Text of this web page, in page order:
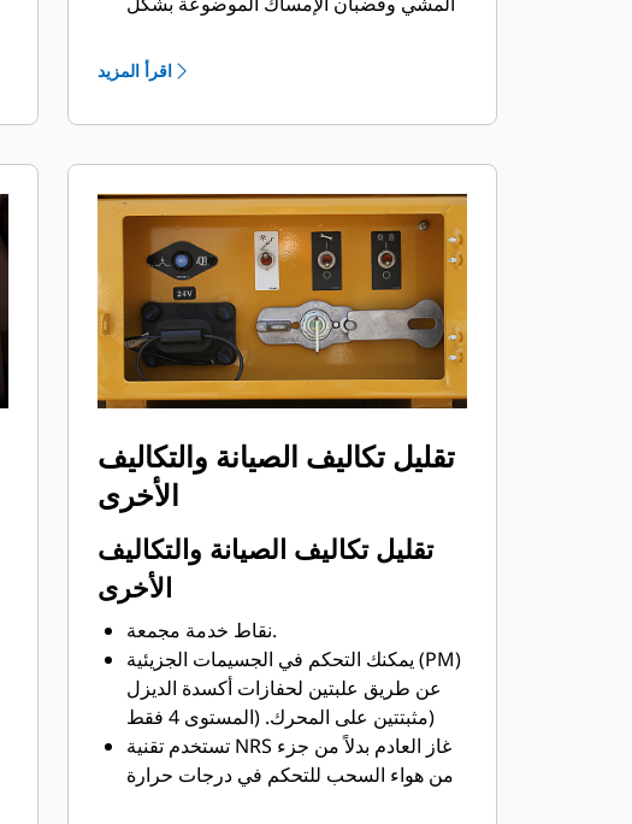
الفرملة القرصية الرطبة قياسية في كل
التزود بالوقود من مستوى سطح الأرض لا
يعمل مفتاح إيقاف تشغيل المحرك الذي
يمكن الوصول إليه من مستوى سطح الأرض
على إيقاف ضخ الوقود إلى المحرك في حالة
يعمل محدد السرعة مع الحمل الزائد مع
نظام الحمولة الصافية للشاحنة على تقليل
سرعة الماكينة تلقائيًا عند تحميل الشاحنة
بشكل زائد.
حزام مقعد رباعي النقاط للمشغل وحزام
حوض لمقعد المدرب.
أربع كاميرات ونظام رادار للتعرف على
اقرأ المزيد
تقليل تكاليف الصيانة والتكاليف
الأخرى
تقليل تكاليف الصيانة والتكاليف
الأخرى
نقاط خدمة مجمعة.
يمكنك التحكم في الجسيمات الجزيئية (PM)
عن طريق علبتين لحفازات أكسدة الديزل
مثبتتين على المحرك. (المستوى 4 فقط)
تستخدم تقنية NRS غاز العادم بدلاً من جزء
من هواء السحب للتحكم في درجات حرارة